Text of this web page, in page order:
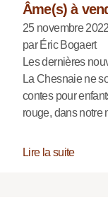
Âme(s) à
25 novembre 2022
par Éric Bogaert
Les dernières
La Chesnaie ne
contes pour
rouge, dans
Lire la suite